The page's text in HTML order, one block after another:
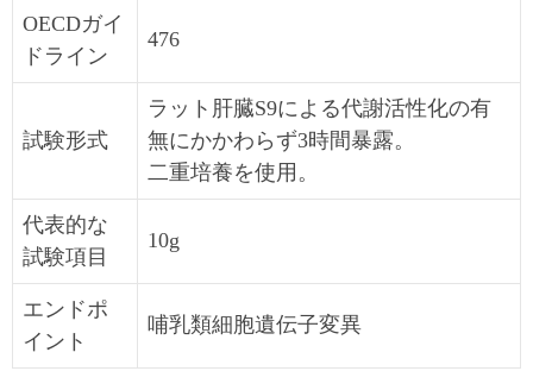
OECDガイ
ドライン
476
試験形式
ラット肝臓S9による代謝活性化の有
無にかかわらず3時間暴露。
二重培養を使用。
代表的な
試験項目
10g
エンドポ
イント
哺乳類細胞遺伝子変異